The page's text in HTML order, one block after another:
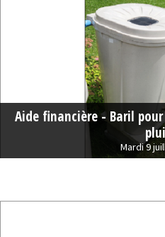
Aide financière - Baril
Mardi 9